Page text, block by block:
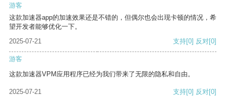
游客
这款加速器app的加速效果还是不错的，但偶尔也会出现卡顿的情况，希
望开发者能够优化一下。
2025-07-21
支持[0] 反对[0]
游客
这款加速器VPM应用程序已经为我们带来了无限的隐私和自由。
2025-07-21 支持[0] 反对[0]